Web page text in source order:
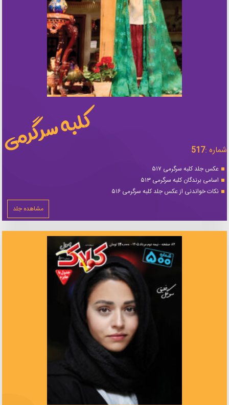
شماره :517
عکس جلد کلبه سرگرمی ۵۱۷
اسامی برندگان کلبه سرگرمی ۵۱۳
نکات خواندنی از عکس جلد کلبه سرگرمی ۵۱۶
مشاهده جلد